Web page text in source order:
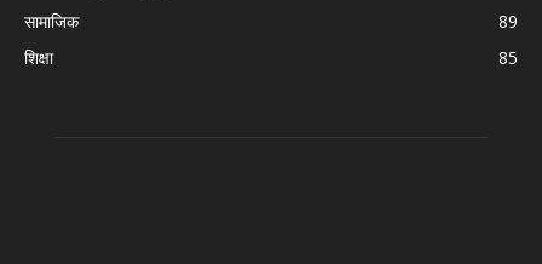
सामाजिक
89
शिक्षा
85